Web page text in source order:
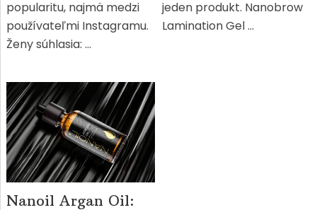
popularitu, najmä medzi
používateľmi Instagramu.
Ženy súhlasia: …
jeden produkt. Nanobrow
Lamination Gel …
Nanoil Argan Oil: